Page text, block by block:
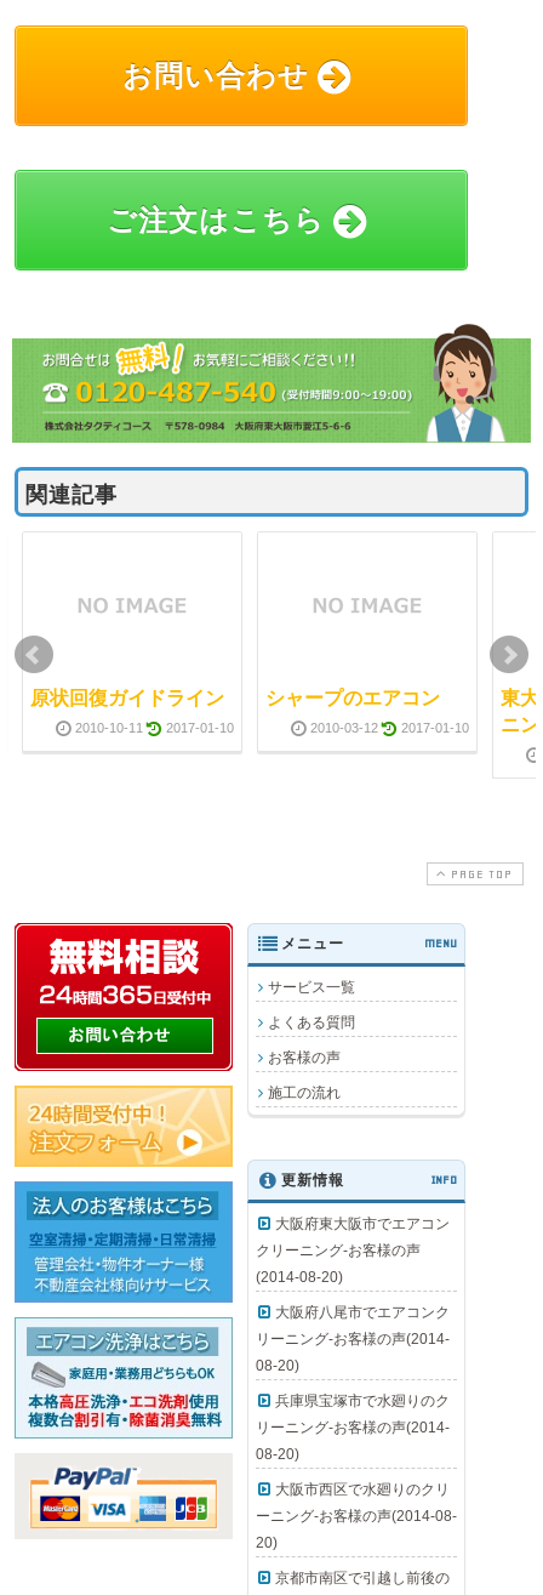
お問い合わせ
ご注文はこちら
関連記事
原状回復ガイドライン
2010-10-11 2017-01-10
シャープのエアコン
2010-03-12 2017-01-10
東
ニ
PAGE TOP
メニュー MENU
サービス一覧
よくある質問
お客様の声
施工の流れ
更新情報 INFO
大阪府東大阪市でエアコン
クリーニング-お客様の声
(2014-08-20)
大阪府八尾市でエアコンク
リーニング-お客様の声(2014-
08-20)
兵庫県宝塚市で水廻りのク
リーニング-お客様の声(2014-
08-20)
大阪市西区で水廻りのクリ
ーニング-お客様の声(2014-08-
20)
京都市南区で引越し前後の